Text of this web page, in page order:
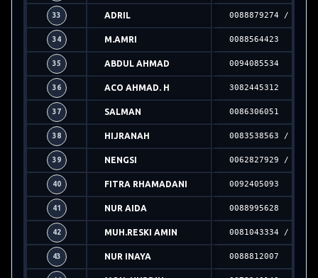
33 ADRIL 0088879274 /
34 M.AMRI 0088564423
35 ABDUL AHMAD 0094085534
36 ACO AHMAD. H 3082445312
37 SALMAN 0086306051
38 HIJRANAH 0083538563 /
39 NENGSI 0062827929 /
40 FITRA RHAMADANI 0092405093
41 NUR AIDA 0088995628
42 MUH.RESKI AMIN 0081043334 /
43 NUR INAYA 0088812007